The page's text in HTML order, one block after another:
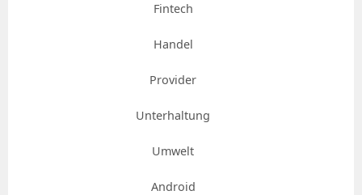
Fintech
Handel
Provider
Unterhaltung
Umwelt
Android